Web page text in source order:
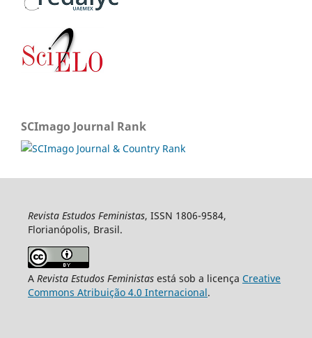
SCImago Journal Rank
Revista Estudos Feministas, ISSN 1806-9584,
Florianópolis, Brasil.
A Revista Estudos Feministasestá sob a licença Creative
Commons Atribuição 4.0 Internacional.